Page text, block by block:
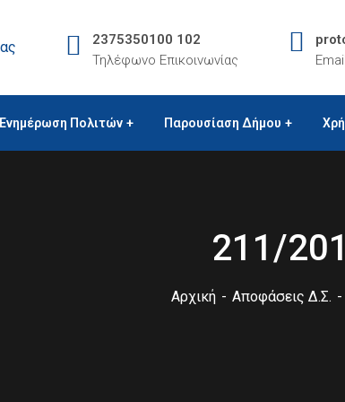
2375350100 102
Τηλέφωνο Επικοινωνίας
Email
Ενημέρωση Πολιτών Παρουσίαση Δήμου
211/
Αρχική Αποφάσεις Δ.Σ.